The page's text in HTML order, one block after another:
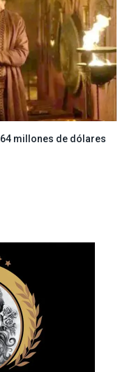
millones de dólares